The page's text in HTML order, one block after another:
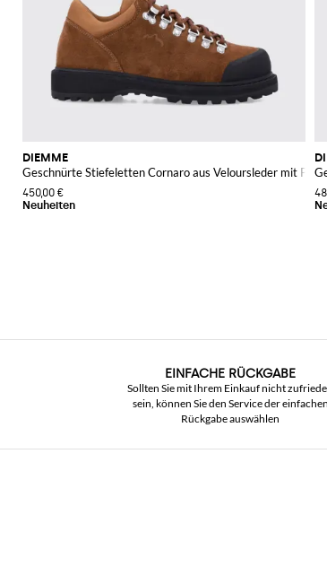
DIEMME
Geschnürte Stiefeletten Cornaro aus Veloursleder mit
450,00 €
EINFACHE RÜCKGABE
Sollten Sie mit Ihrem Einkauf nicht
sein, können Sie den Service der einfachen
Rückgabe auswählen